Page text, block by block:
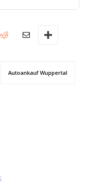
Autoankauf Wuppertal